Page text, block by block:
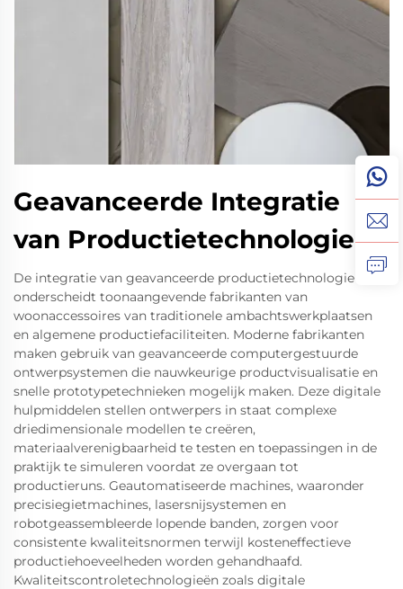
Geavanceerde Integratie
van Productietechnologie
De integratie van geavanceerde productietechnologie
onderscheidt toonaangevende fabrikanten van
woonaccessoires van traditionele ambachtswerkplaatsen
en algemene productiefaciliteiten. Moderne fabrikanten
maken gebruik van geavanceerde computergestuurde
ontwerpsystemen die nauwkeurige productvisualisatie en
snelle prototypetechnieken mogelijk maken. Deze digitale
hulpmiddelen stellen ontwerpers in staat complexe
driedimensionale modellen te creëren,
materiaalverenigbaarheid te testen en toepassingen in de
praktijk te simuleren voordat ze overgaan tot
productieruns. Geautomatiseerde machines, waaronder
precisiegietmachines, lasersnijsystemen en
robotgeassembleerde lopende banden, zorgen voor
consistente kwaliteitsnormen terwijl kosteneffectieve
productiehoeveelheden worden gehandhaafd.
Kwaliteitscontroletechnologieën zoals digitale